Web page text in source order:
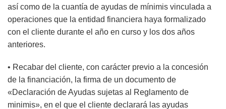
así como de la cuantía de ayudas de mínimis vinculada a
operaciones que la entidad financiera haya formalizado
con el cliente durante el año en curso y los dos años
anteriores.
• Recabar del cliente, con carácter previo a la concesión
de la financiación, la firma de un documento de
«Declaración de Ayudas sujetas al Reglamento de
minimis», en el que el cliente declarará las ayudas